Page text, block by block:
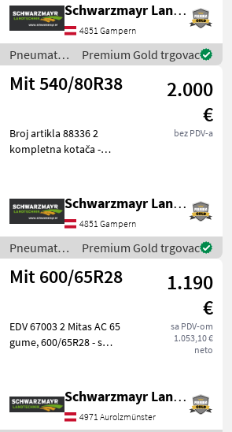
152D - za Steyr Absolut CVT
6280 Središnji otvor 281 m
Schwarzmayr Landtechnik GmbH - Gampern
4851 Gampern
Pneumatici/
Gume/
Naplatci /
Premium Gold trgovac
Mit 540/80R38
2.000
€
bez PDV-a
Broj artikla 88336 2
kompletna kotača -
kompletna kotača -
440/80R28 cca. 50%
preostalog profila Pogodno
za Steyr / Case /
Schwarzmayr Landtechnik GmbH - Gampern
4851 Gampern
Pneumatici/
Gume/
Naplatci /
Premium Gold trgovac
Mit 600/65R28
1.190
€
sa PDV-om
1.053,10 €
neto
EDV 67003 2 Mitas AC 65
gume, 600/65R28 - s
približno 2, 5 do 3 cm - 1
guma je zalijepljena, ali
hermetički zatvorena
Schwarzmayr Landtechnik GmbH - Aurolzmünster
4971 Aurolzmünster